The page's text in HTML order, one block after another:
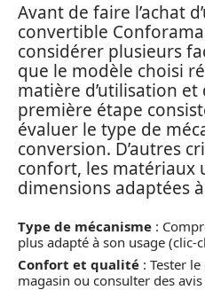
Avant de faire l’achat
convertible
considérer plusieurs
que le modèle choisi
matière d’utilisation et
première étape
évaluer le type de
conversion. D’autres
confort, les matériaux
dimensions adaptées
Type de mécanisme :
plus adapté à son usage (clic-
Confort et qualité : Tester
magasin ou consulter des